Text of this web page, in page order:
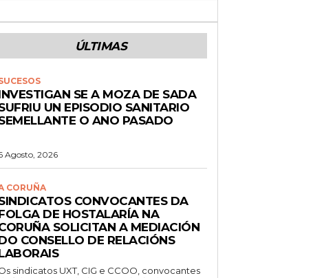
ÚLTIMAS
SE A MOZA DE SADA
UN EPISODIO SANITARIO
O ANO PASADO
Agosto, 2026
CORUÑA
CONVOCANTES DA
DE HOSTALARÍA NA
SOLICITAN A MEDIACIÓN
CONSELLO DE RELACIÓNS
sindicatos UXT, CIG e CCOO, convocantes